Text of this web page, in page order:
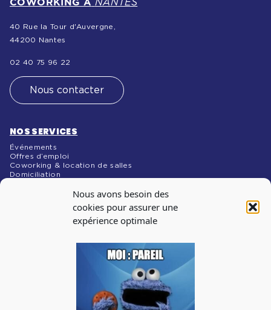
Nous avons besoin des
cookies pour assurer une
expérience optimale
NANTES
40 Rue la Tour d'Auvergne,
44200 Nantes
02 40 75 96 22
Nous contacter
NOS SERVICES
Événements
Offres d’emploi
Coworking & location de salles
Domiciliation
Abonnez-vous à notre newsletter pour recevoir les infos
sur les évènements, les offres d’emploi